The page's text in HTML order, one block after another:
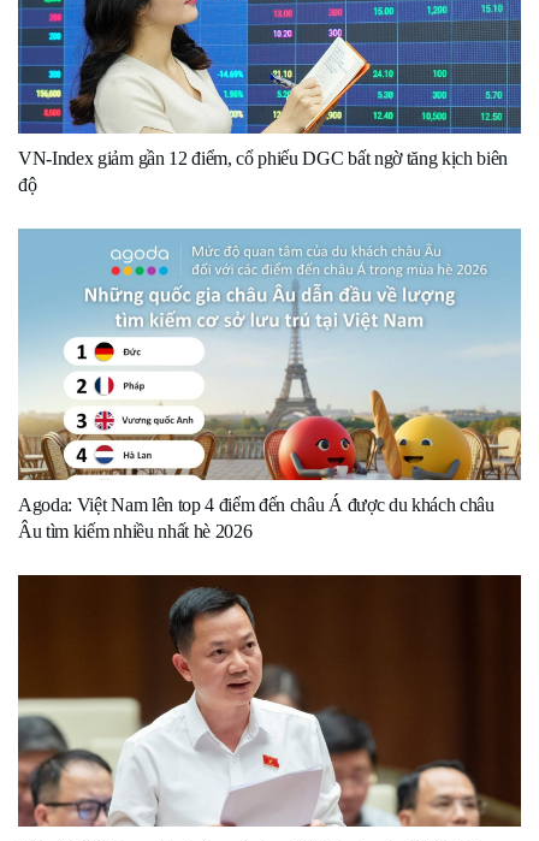
VN-Index giảm gần 12 điểm, cổ phiếu DGC bất ngờ tăng kịch biên
độ
Agoda: Việt Nam lên top 4 điểm đến châu Á được du khách châu
Âu tìm kiếm nhiều nhất hè 2026